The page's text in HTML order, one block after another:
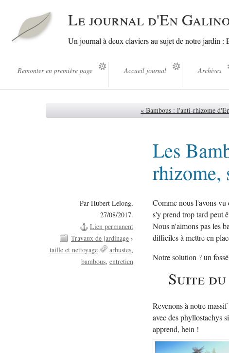
Le journal d'En
Un journal à deux claviers au sujet de notre jardin :
Remonter en première page Accueil journal Archives
« Bambous : l'anti-rhizome
Les
rhizome,
Par Hubert Lelong,
27/08/2017.
Lien permanent
Travaux de jardinage ›
taille et nettoyage
arbustes
bambous entretien
Comme nous l'avons vu
s'y prend trop tard peut
Nous n'aimons pas les
difficiles à mettre en
Notre solution ? un
Suite
Revenons à notre
avec des phyllostachys
apprend, hein !